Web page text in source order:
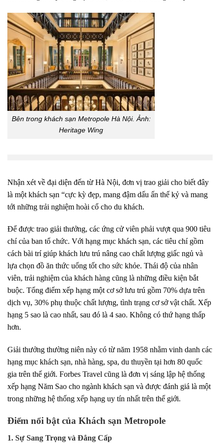
Bên trong khách sạn Metropole Hà Nội. Ảnh:
Heritage Wing
Nhận xét về đại diện đến từ Hà Nội, đơn vị trao giải cho biết đây
là một khách sạn “cực kỳ đẹp, mang đậm dấu ấn thế kỷ và mang
tới những trải nghiệm hoài cổ cho du khách.
Để được trao giải thưởng, các ứng cử viên phải vượt qua 900 tiêu
chí của ban tổ chức. Với hạng mục khách sạn, các tiêu chí gồm
cách bài trí giúp khách lưu trú nâng cao chất lượng giấc ngủ và
lựa chọn đồ ăn thức uống tốt cho sức khỏe. Thái độ của nhân
viên, trải nghiệm của khách hàng cũng là những điều kiện bắt
buộc. Tổng điểm xếp hạng một cơ sở lưu trú gồm 70% dựa trên
dịch vụ, 30% phụ thuộc chất lượng, tình trạng cơ sở vật chất. Xếp
hạng 5 sao là cao nhất, sau đó là 4 sao. Không có thứ hạng thấp
hơn.
Giải thưởng thường niên này có từ năm 1958 nhằm vinh danh các
hạng mục khách sạn, nhà hàng, spa, du thuyền tại hơn 80 quốc
gia trên thế giới. Forbes Travel cũng là đơn vị sáng lập hệ thống
xếp hạng Năm Sao cho ngành khách sạn và được đánh giá là một
trong những hệ thống xếp hạng uy tín nhất trên thế giới.
Điểm nổi bật của Khách sạn Metropole
1. Sự Sang Trọng và Đẳng Cấp